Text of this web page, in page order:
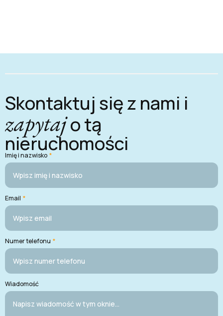
Skontaktuj się z nami i
zapytajo tą
nieruchomości
Imię i nazwisko *
Email *
Numer telefonu *
Wiadomość